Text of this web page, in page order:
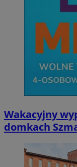
Wakacyjny
domkach